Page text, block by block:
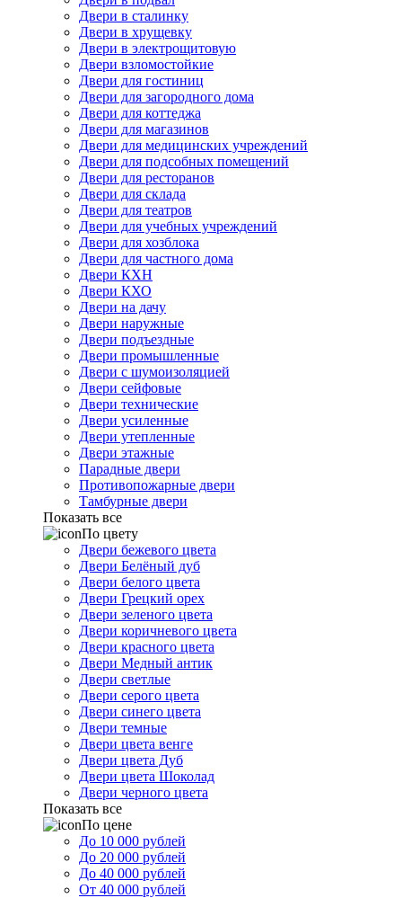
Двери в сталинку
Двери в хрущевку
Двери в электрощитовую
Двери взломостойкие
Двери для гостиниц
Двери для загородного дома
Двери для коттеджа
Двери для магазинов
Двери для медицинских учреждений
Двери для подсобных помещений
Двери для ресторанов
Двери для склада
Двери для театров
Двери для учебных учреждений
Двери для хозблока
Двери для частного дома
Двери КХН
Двери КХО
Двери на дачу
Двери наружные
Двери подъездные
Двери промышленные
Двери с шумоизоляцией
Двери сейфовые
Двери технические
Двери усиленные
Двери утепленные
Двери этажные
Парадные двери
Противопожарные двери
Тамбурные двери
Показать все
По цвету
Двери бежевого цвета
Двери Белёный дуб
Двери белого цвета
Двери Грецкий орех
Двери зеленого цвета
Двери коричневого цвета
Двери красного цвета
Двери Медный антик
Двери светлые
Двери серого цвета
Двери синего цвета
Двери темные
Двери цвета венге
Двери цвета Дуб
Двери цвета Шоколад
Двери черного цвета
Показать все
По цене
До 10 000 рублей
До 20 000 рублей
До 40 000 рублей
От 40 000 рублей